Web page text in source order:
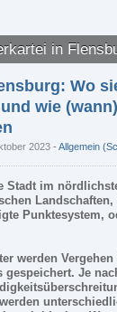
in
Wo
wie
2023 - Allgemein
Stadt im
Punktesystem,
werden
gespeichert. Je